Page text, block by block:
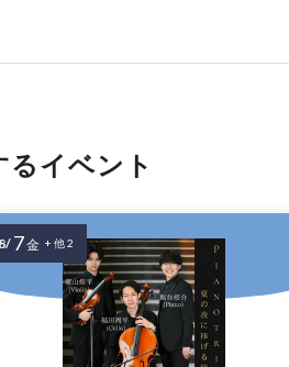
るイベント
8/ 7金 + 他 2